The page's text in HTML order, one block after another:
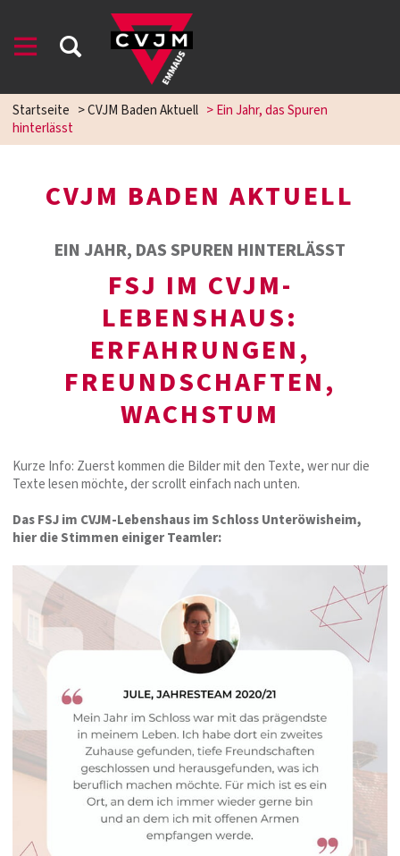
Startseite >CVJM Baden Aktuell >Ein Jahr, das Spuren
hinterlässt
CVJM BADEN AKTUELL
EIN JAHR, DAS SPUREN HINTERLÄSST
FSJ IM CVJM-
LEBENSHAUS:
ERFAHRUNGEN,
FREUNDSCHAFTEN,
WACHSTUM
Kurze Info: Zuerst kommen die Bilder mit den Texte, wer nur die
Texte lesen möchte, der scrollt einfach nach unten.
Das FSJ im CVJM-Lebenshaus im Schloss Unteröwisheim,
hier die Stimmen einiger Teamler: